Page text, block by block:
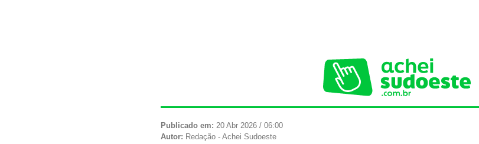
Publicado em: 20 Abr 2026 / 06:00
Autor: Redação - Achei Sudoeste